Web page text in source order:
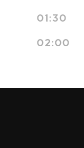
01:30
02:00